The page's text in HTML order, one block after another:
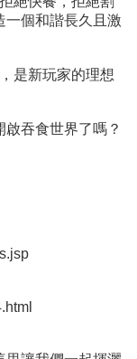
一個和諧長久且激
是新玩家的理想
吞食世界了嗎？